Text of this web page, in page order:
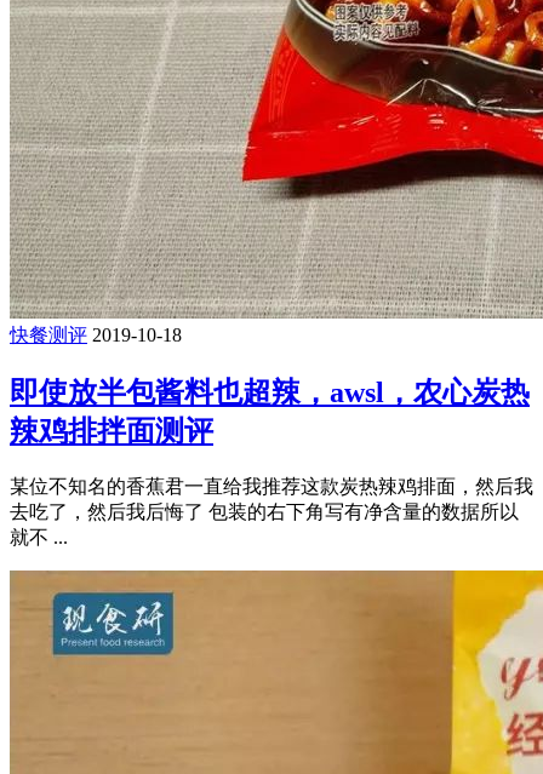
快餐测评 2019-10-18
即使放半包酱料也超辣，awsl，农心炭热
辣鸡排拌面测评
某位不知名的香蕉君一直给我推荐这款炭热辣鸡排面，然后我
去吃了，然后我后悔了 包装的右下角写有净含量的数据所以
就不 ...